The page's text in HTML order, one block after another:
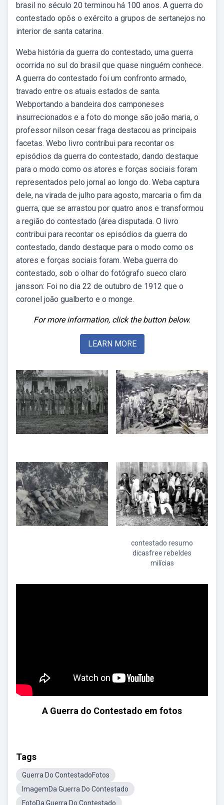
brasil no século 20 terminou há 100 anos. A guerra do
contestado opôs o exército a grupos de sertanejos no
interior de santa catarina.
Weba história da guerra do contestado, uma guerra
ocorrida no sul do brasil que quase ninguém conhece.
A guerra do contestado foi um confronto armado,
travado entre os atuais estados de santa.
Webportando a bandeira dos camponeses
insurrecionados e a foto do monge são joão maria, o
professor nilson cesar fraga destacou as principais
facetas. Webo livro contribui para recontar os
episódios da guerra do contestado, dando destaque
para o modo como os atores e forças sociais foram
representados pelo jornal ao longo do. Weba captura
dele, na virada de julho para agosto, marcaria o fim da
guerra, que se arrastou por quatro anos e transformou
a região do contestado (área disputada. O livro
contribui para recontar os episódios da guerra do
contestado, dando destaque para o modo como os
atores e forças sociais foram. Weba guerra do
contestado, sob o olhar do fotógrafo sueco claro
jansson: Foi no dia 22 de outubro de 1912 que o
coronel joão gualberto e o monge.
For more information, click the button below.
LEARN MORE
contestado resumo
dicasfree rebeldes
milícias
A Guerra do Contestado em fotos
Tags
Guerra Do ContestadoFotos
ImagemDa Guerra Do Contestado
FotoDa Guerra Do Contestado